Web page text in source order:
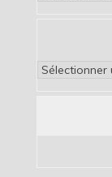
Archives